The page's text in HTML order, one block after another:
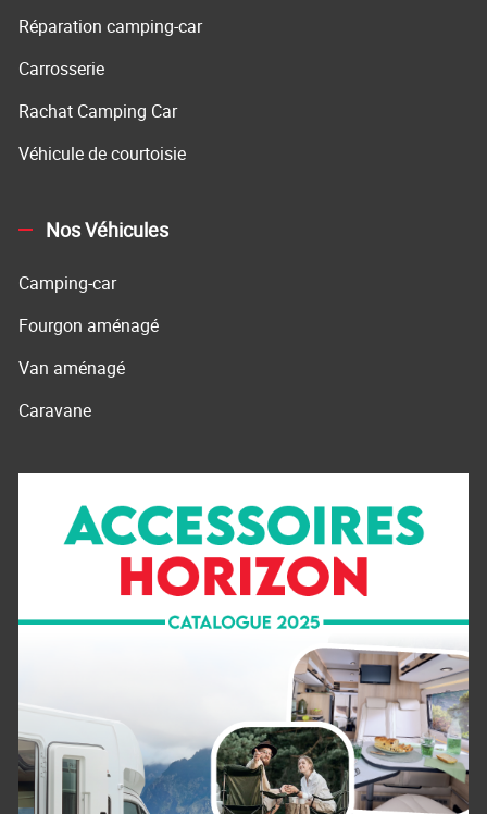
Réparation camping-car
Carrosserie
Rachat Camping Car
Véhicule de courtoisie
Nos Véhicules
Camping-car
Fourgon aménagé
Van aménagé
Caravane